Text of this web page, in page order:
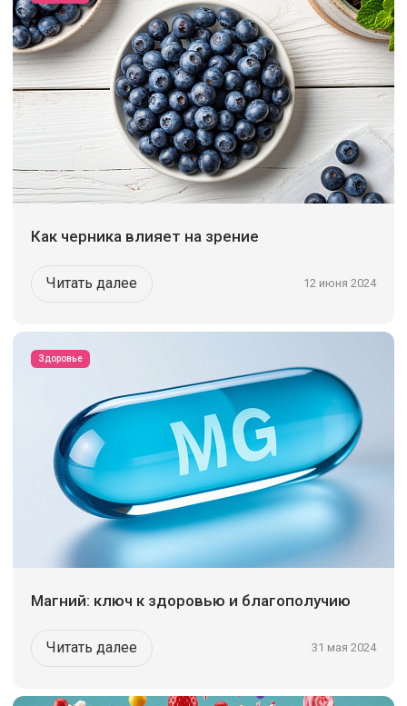
Как черника влияет на зрение
Читать далее 12 июня 2024
Здоровье
Магний: ключ к здоровью и благополучию
Читать далее 31 мая 2024